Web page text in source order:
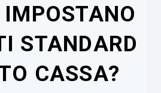
STANDARD
CASSA?